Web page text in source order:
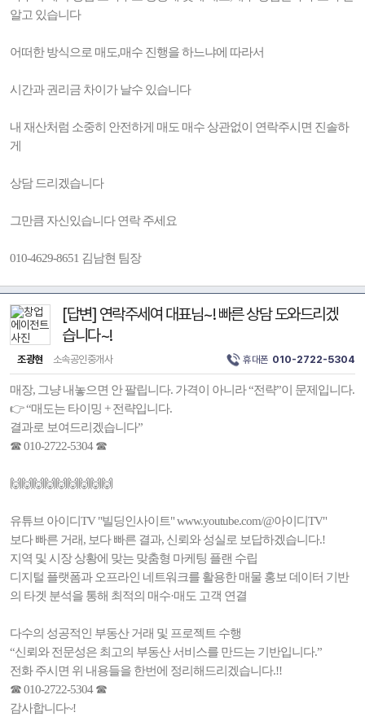
알고 있습니다
어떠한 방식으로 매도,매수 진행을 하느냐에 따라서
시간과 권리금 차이가 날수 있습니다
내 재산처럼 소중히 안전하게 매도 매수 상관없이 연락주시면 진솔하
게
상담 드리겠습니다
그만큼 자신있습니다 연락 주세요
010-4629-8651 김남현 팀장
[답변] 연락주세여 대표님~! 빠른 상담 도와드리겠
습니다~!
조광현 소속공인중개사 휴대폰 010-2722-5304
매장, 그냥 내놓으면 안 팔립니다. 가격이 아니라 “전략”이 문제입니다.
👉 “매도는 타이밍 + 전략입니다.
결과로 보여드리겠습니다”
☎ 010-2722-5304 ☎
🙌🙌🙌🙌🙌🙌🙌🙌🙌
유튜브 아이디TV "빌딩인사이트" www.youtube.com/@아이디TV"
보다 빠른 거래, 보다 빠른 결과, 신뢰와 성실로 보답하겠습니다.!
지역 및 시장 상황에 맞는 맞춤형 마케팅 플랜 수립
디지털 플랫폼과 오프라인 네트워크를 활용한 매물 홍보 데이터 기반
의 타겟 분석을 통해 최적의 매수·매도 고객 연결
다수의 성공적인 부동산 거래 및 프로젝트 수행
“신뢰와 전문성은 최고의 부동산 서비스를 만드는 기반입니다.”
전화 주시면 위 내용들을 한번에 정리해드리겠습니다.!!
☎ 010-2722-5304 ☎
감사합니다~!